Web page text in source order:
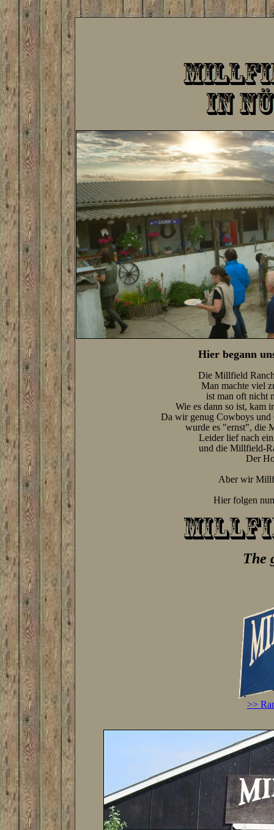
Hier begann
Die Millfield
Man machte viel
ist man oft nicht
Wie es dann so ist, kam
Da wir genug Cowboys und
wurde es "ernst", die
Leider lief nach
und die Millfield-
Der
Aber wir
Hier folgen
The
>>